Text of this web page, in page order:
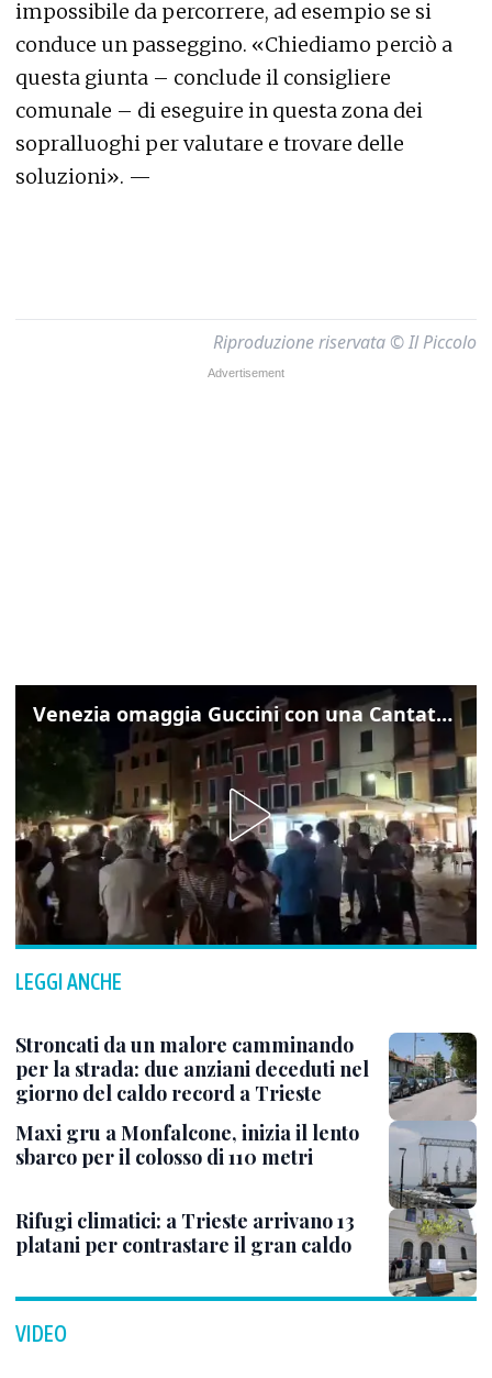
impossibile da percorrere, ad esempio se si
conduce un passeggino. «Chiediamo perciò a
questa giunta – conclude il consigliere
comunale – di eseguire in questa zona dei
sopralluoghi per valutare e trovare delle
soluzioni». —
Riproduzione riservata © Il Piccolo
Venezia omaggia Guccini con una Cantata Anarchica in campo Santa Margherita
LEGGI ANCHE
Stroncati da un malore camminando
per la strada: due anziani deceduti nel
giorno del caldo record a Trieste
Maxi gru a Monfalcone, inizia il lento
sbarco per il colosso di 110 metri
Rifugi climatici: a Trieste arrivano 13
platani per contrastare il gran caldo
VIDEO